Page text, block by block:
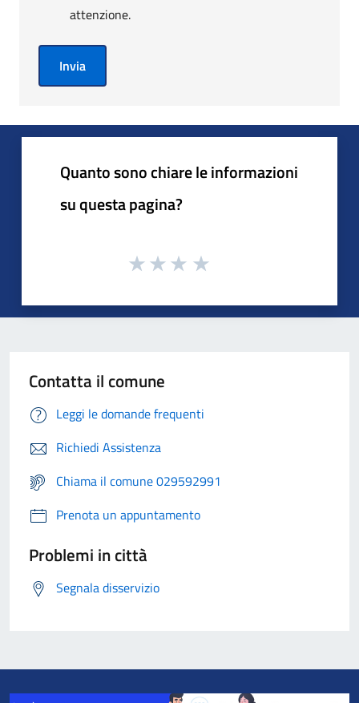
attenzione.
Invia
Quanto sono chiare le informazioni
su questa pagina?
Contatta il comune
Leggi le domande frequenti
Richiedi Assistenza
Chiama il comune 029592991
Prenota un appuntamento
Problemi in città
Segnala disservizio